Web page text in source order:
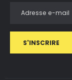
S'INSCRIRE